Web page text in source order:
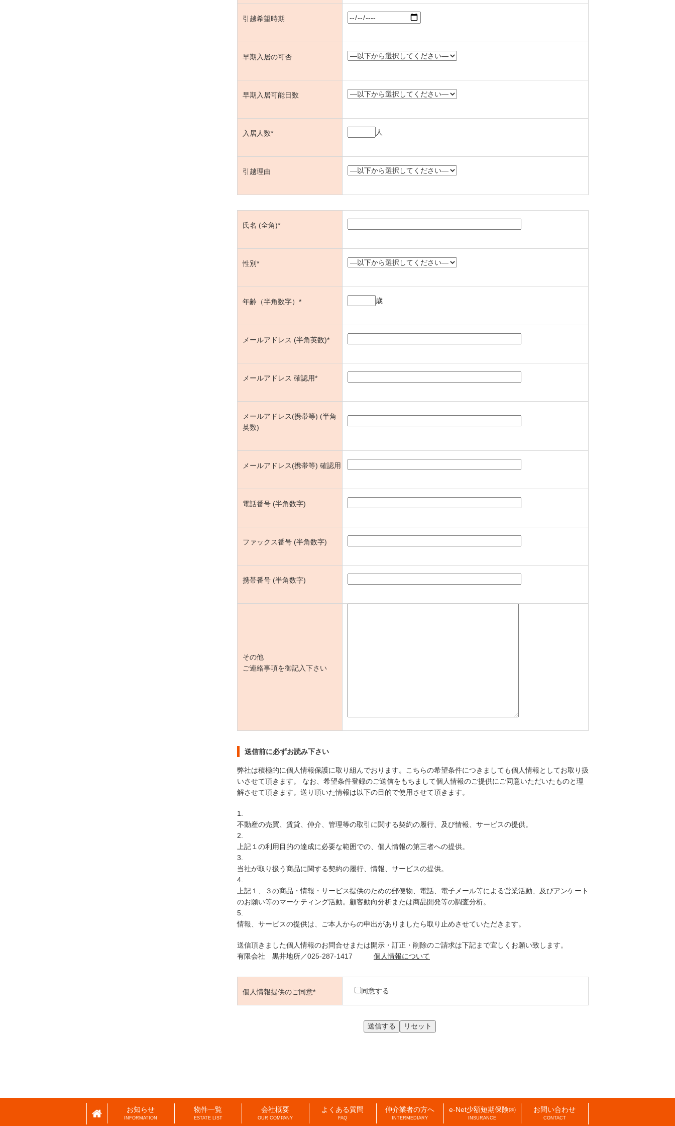
引越希望時期
早期入居の可否
早期入居可能日数
入居人数* 人
引越理由
氏名 (全角)*
性別*
年齢（半角数字）* 歳
メールアドレス (半角英数)*
メールアドレス 確認用*
メールアドレス(携帯等) (半角
英数)
メールアドレス(携帯等) 確認用
電話番号 (半角数字)
ファックス番号 (半角数字)
携帯番号 (半角数字)
その他
ご連絡事項を御記入下さい
送信前に必ずお読み下さい
弊社は積極的に個人情報保護に取り組んでおります。こちらの希望条件につきましても個人情報としてお取り扱
いさせて頂きます。 なお、希望条件登録のご送信をもちまして個人情報のご提供にご同意いただいたものと理
解させて頂きます。送り頂いた情報は以下の目的で使用させて頂きます。
不動産の売買、賃貸、仲介、管理等の取引に関する契約の履行、及び情報、サービスの提供。
上記１の利用目的の達成に必要な範囲での、個人情報の第三者への提供。
当社が取り扱う商品に関する契約の履行、情報、サービスの提供。
上記１、３の商品・情報・サービス提供のための郵便物、電話、電子メール等による営業活動、及びアンケート
のお願い等のマーケティング活動。顧客動向分析または商品開発等の調査分析。
情報、サービスの提供は、ご本人からの申出がありましたら取り止めさせていただきます。
送信頂きました個人情報のお問合せまたは開示・訂正・削除のご請求は下記まで宜しくお願い致します。
有限会社 黒井地所／025-287-1417 個人情報について
個人情報提供のご同意* 同意する
お知らせ
INFORMATION
物件一覧
ESTATE LIST
会社概要
OUR COMPANY
よくある質問
FAQ
仲介業者の方へ
INTERMEDIARY
e-Net少額短期保険㈱
INSURANCE
お問い合わせ
CONTACT